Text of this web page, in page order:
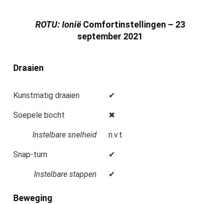
ROTU: Ionië Comfortinstellingen – 23
september 2021
Draaien
Kunstmatig draaien ✔
Soepele bocht ✖
Instelbare snelheid n.v.t
Snap-turn ✔
Instelbare stappen ✔
Beweging